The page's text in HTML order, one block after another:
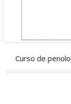
Curso de